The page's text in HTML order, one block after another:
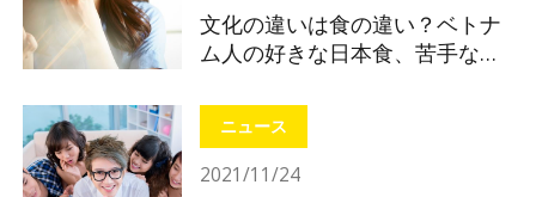
文化の違いは食の違い？ベトナ
ム人の好きな日本食、苦手な日
ニュース
2021/11/24